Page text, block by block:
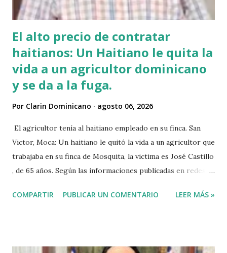
El alto precio de contratar
haitianos: Un Haitiano le quita la
vida a un agricultor dominicano
y se da a la fuga.
Por Clarin Dominicano agosto 06, 2026
El agricultor tenía al haitiano empleado en su finca. San
Victor, Moca: Un haitiano le quitó la vida a un agricultor que
trabajaba en su finca de Mosquita, la victima es José Castillo
, de 65 años. Según las informaciones publicadas en redes
que el haitiano de inmediato se puso al acecho del
COMPARTIR PUBLICAR UN COMENTARIO LEER MÁS »